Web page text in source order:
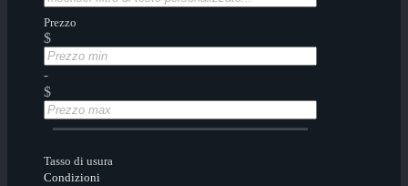
Prezzo
$
-
$
Tasso di usura
Condizioni